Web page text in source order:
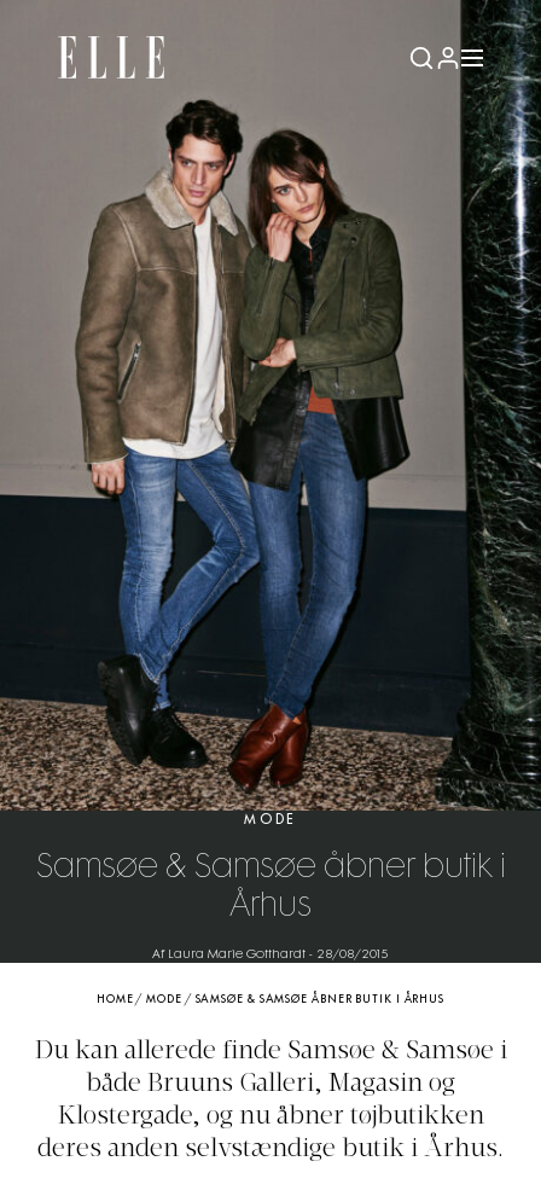
MODE
Samsøe & Samsøe åbner butik i
Århus
Af Laura Marie Gotthardt - 28/08/2015
HOME /MODE / SAMSØE & SAMSØE ÅBNER BUTIK I ÅRHUS
Du kan allerede finde Samsøe & Samsøe i
både Bruuns Galleri, Magasin og
Klostergade, og nu åbner tøjbutikken
deres anden selvstændige butik i Århus.